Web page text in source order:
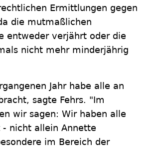
Ermittlungen gegen
die mutmaßlichen
entweder verjährt oder die
nicht mehr minderjährig
Jahr habe alle an
sagte Fehrs. "Im
wir sagen: Wir haben alle
- nicht allein Annette
im Bereich der